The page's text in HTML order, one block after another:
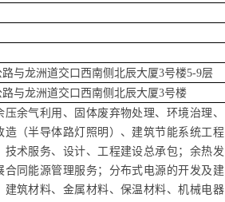
与龙洲道交口西南侧北辰大厦3号楼5-9层
与龙洲道交口西南侧北辰大厦3号楼
余气利用、固体废弃物处理、环境治理、
造（半导体路灯照明）、建筑节能系统工程
技术服务、设计、工程建设总承包；余热发
合同能源管理服务；分布式电源的开发及建
建筑材料、金属材料、保温材料、机械电器